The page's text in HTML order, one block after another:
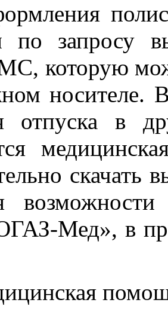
по запросу
которую
носителе.
отпуска в
Мед», в